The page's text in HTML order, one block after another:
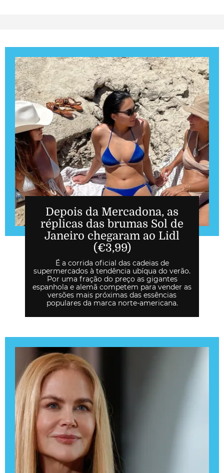
Depois da Mercadona, as
réplicas das brumas Sol de
Janeiro chegaram ao Lidl
(€3,99)
É a corrida oficial das cadeias de
supermercados à tendência ubíqua do verão.
Por uma fração do preço as gigantes
espanhola e alemã competem para vender as
versões mais próximas das essências
populares da marca norte-americana.